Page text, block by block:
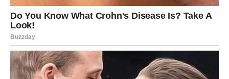
period.
Ako ste slobodni, moguće je poznanstvo koje djeluje kao
da je zapisano u zvijezdama.